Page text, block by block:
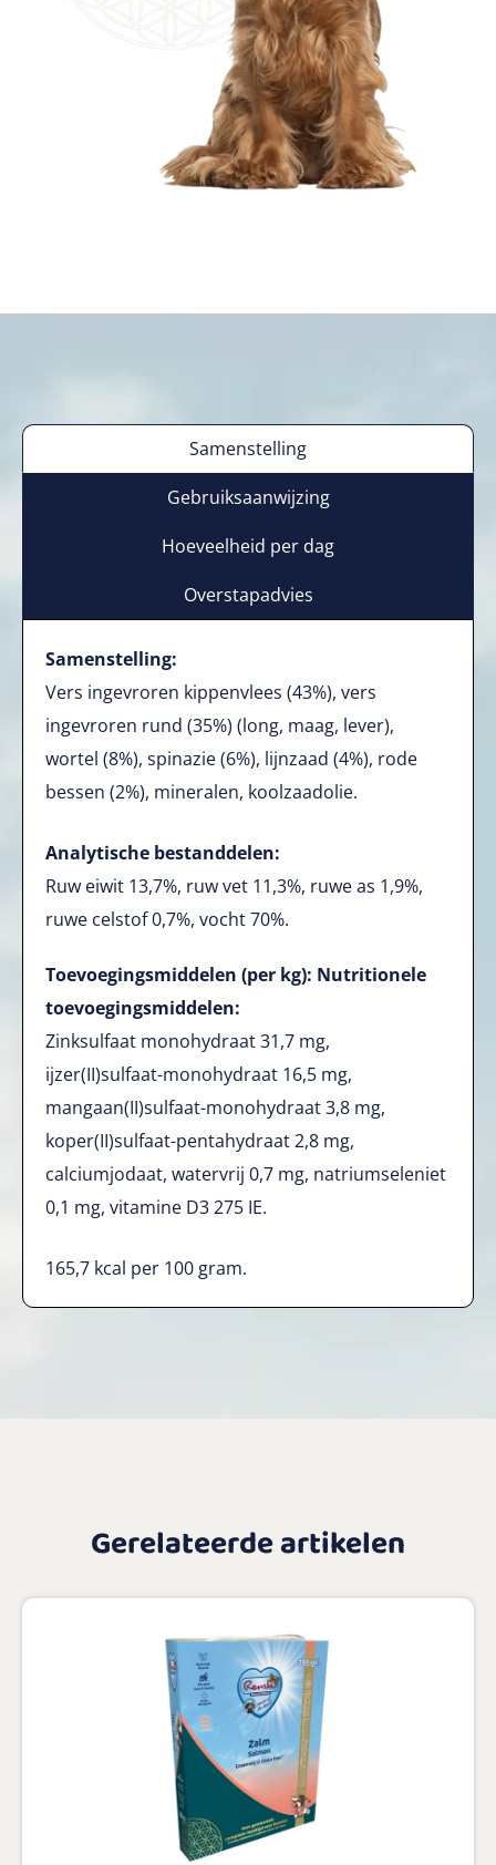
Samenstelling
Gebruiksaanwijzing
Hoeveelheid per dag
Overstapadvies
Samenstelling:
Vers ingevroren kippenvlees (43%), vers
ingevroren rund (35%) (long, maag, lever),
wortel (8%), spinazie (6%), lijnzaad (4%), rode
bessen (2%), mineralen, koolzaadolie.
Analytische bestanddelen:
Ruw eiwit 13,7%, ruw vet 11,3%, ruwe as 1,9%,
ruwe celstof 0,7%, vocht 70%.
Toevoegingsmiddelen (per kg): Nutritionele
toevoegingsmiddelen:
Zinksulfaat monohydraat 31,7 mg,
ijzer(II)sulfaat-monohydraat 16,5 mg,
mangaan(II)sulfaat-monohydraat 3,8 mg,
koper(II)sulfaat-pentahydraat 2,8 mg,
calciumjodaat, watervrij 0,7 mg, natriumseleniet
0,1 mg, vitamine D3 275 IE.
165,7 kcal per 100 gram.
Gerelateerde artikelen